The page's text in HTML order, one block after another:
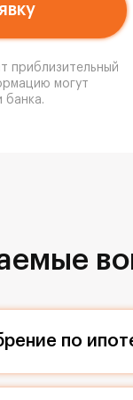
приблизительный
могут
банка.
по